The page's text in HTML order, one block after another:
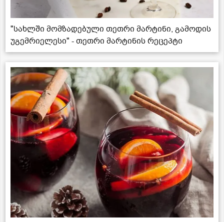
"სახლში მომზადებული თეთრი მარტინი, გამოდის
უგემრიელესი" - თეთრი მარტინის რეცეპტი